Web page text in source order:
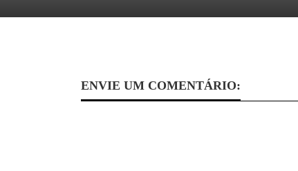
ENVIE UM COMENTÁRIO: